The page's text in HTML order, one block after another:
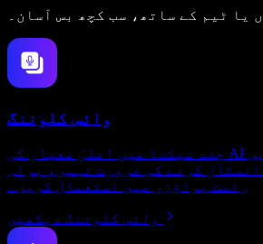
یا ٹیم کے ساتھ، سب کچھ بس آسان۔
وائس کلوننگ
چند سیکنڈ میں اعلیٰ معیار کی AI انسانی آوازیں
کرنے کی ضرورت نہیں، براہِ
راست براؤزر میں استعمال کریں۔
وائس کلوننگ دیکھیں